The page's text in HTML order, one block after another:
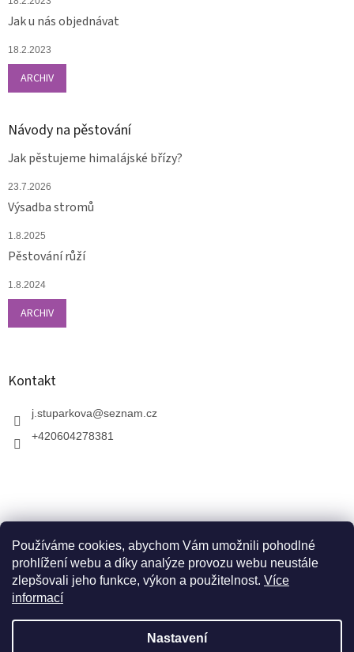
Používáme cookies, abychom Vám umožnili pohodlné
prohlížení webu a díky analýze provozu webu neustále
zlepšovali jeho funkce, výkon a použitelnost. Více
informací
Nastavení
V zahradnictví je možné osobně vybírat stromy a
dopravou. Otevřeno máme ve středu, v pátek a v neděli
Jak u nás objednávat
18.2.2023
ARCHIV
Návody na pěstování
Jak pěstujeme himalájské břízy?
23.7.2026
Výsadba stromů
1.8.2025
Pěstování růží
1.8.2024
ARCHIV
Kontakt
j.stuparkova@seznam.cz
+420604278381